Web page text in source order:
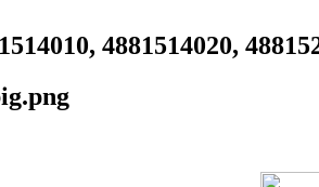
4881514020,